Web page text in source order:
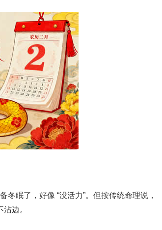
冬眠了，好像 “没活力”。但按传统命理说，
沾边。